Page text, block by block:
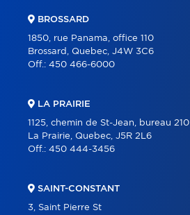
BROSSARD
1850, rue Panama, office 110
Brossard, Quebec, J4W 3C6
Off.: 450 466-6000
LA PRAIRIE
1125, chemin de St-Jean, bureau 210
La Prairie, Quebec, J5R 2L6
Off.: 450 444-3456
SAINT-CONSTANT
3, Saint Pierre St